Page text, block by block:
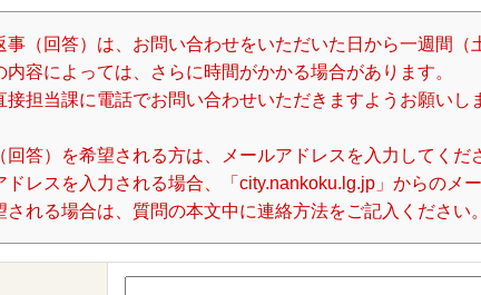
事（回答）は、お問い合わせをいただいた日から一週間
容によっては、さらに時間がかかる場合があります。
担当課に電話でお問い合わせいただきますようお願いし
回答）を希望される方は、メールアドレスを入力してくだ
レスを入力される場合、「city.nankoku.lg.jp」からのメ
れる場合は、質問の本文中に連絡方法をご記入ください。